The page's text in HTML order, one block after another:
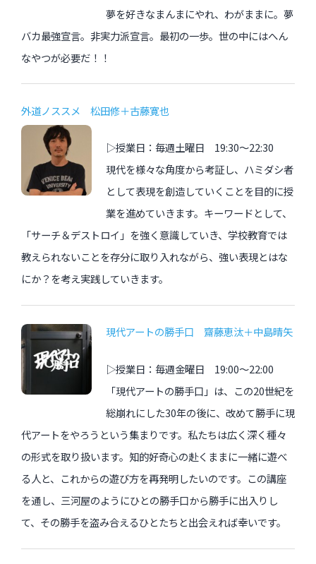
夢を好きなまんまにやれ、わがままに。夢
バカ最強宣言。非実力派宣言。最初の一歩。世の中にはへん
なやつが必要だ！！
外道ノススメ 松田修＋古藤寛也
▷授業日：毎週土曜日 19:30〜22:30
現代を様々な角度から考証し、ハミダシ者
として表現を創造していくことを目的に授
業を進めていきます。キーワードとして、
「サーチ＆デストロイ」を強く意識していき、学校教育では
教えられないことを存分に取り入れながら、強い表現とはな
にか？を考え実践していきます。
現代アートの勝手口 齋藤恵汰＋中島晴矢
▷授業日：毎週金曜日 19:00〜22:00
「現代アートの勝手口」は、この20世紀を
総崩れにした30年の後に、改めて勝手に現
代アートをやろうという集まりです。私たちは広く深く種々
の形式を取り扱います。知的好奇心の赴くままに一緒に遊べ
る人と、これからの遊び方を再発明したいのです。この講座
を通し、三河屋のようにひとの勝手口から勝手に出入りし
て、その勝手を盗み合えるひとたちと出会えれば幸いです。